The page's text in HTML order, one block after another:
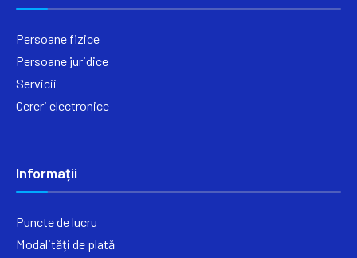
Persoane fizice
Persoane juridice
Servicii
Cereri electronice
Informații
Puncte de lucru
Modalități de plată